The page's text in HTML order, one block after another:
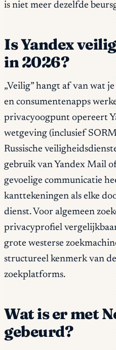
is niet meer dezelfde
Is Yandex
in 2026?
„Veilig” hangt af van wat
en consumentenapps
privacyoogpunt opereert
wetgeving (inclusief
Russische
gebruik van Yandex Mail
gevoelige communicatie
kanttekeningen als elke
dienst. Voor algemeen
privacyprofiel
grote westerse
structureel kenmerk van
zoekplatforms.
Wat is er met
gebeurd?